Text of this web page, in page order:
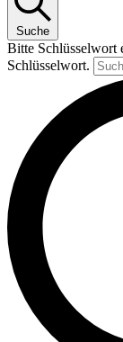
Suche
Bitte Schlüsselwort
Schlüsselwort.